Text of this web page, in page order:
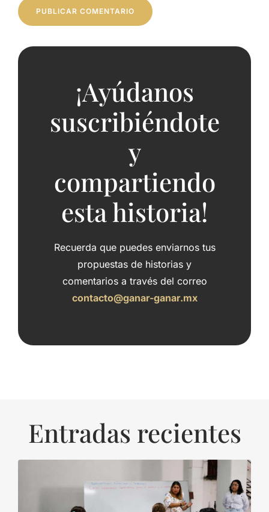
¡Ayúdanos
suscribiéndote
y
compartiendo
esta historia!
Recuerda que puedes enviarnos tus
propuestas de historias y
comentarios a través del correo
contacto@ganar-ganar.mx
Entradas recientes